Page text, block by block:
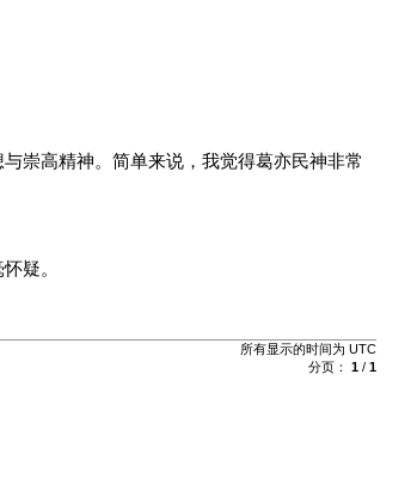
崇高精神。简单来说，我觉得葛亦民神非常
疑。
所有显示的时间为 UTC
分页： 1/ 1